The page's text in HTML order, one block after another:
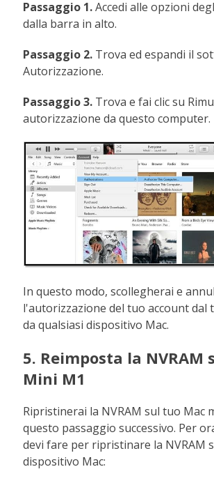
Passaggio 1.Accedi alle opzioni
dalla barra in alto.
Passaggio 2. Trova ed espandi il
Autorizzazione.
Passaggio 3. Trova e fai clic su
autorizzazione da questo computer.
In questo modo, scollegherai e
l'autorizzazione del tuo account dal
da qualsiasi dispositivo Mac.
5. Reimposta la NVRAM
Mini M1
Ripristinerai la NVRAM sul tuo Mac
questo passaggio successivo. Per
devi fare per ripristinare la NVRAM
dispositivo Mac: